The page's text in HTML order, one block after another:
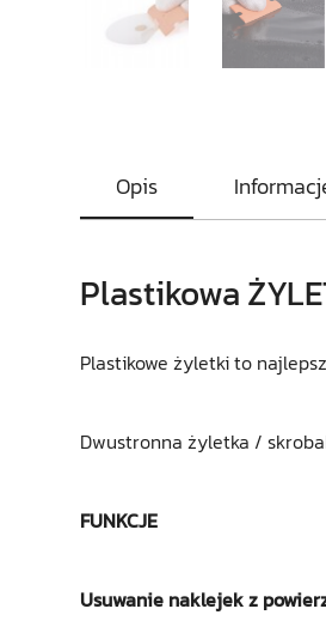
Opis
Plastikowa
Plastikowe żyletki to
Dwustronna żyletka /
FUNKCJE
Usuwanie naklejek z